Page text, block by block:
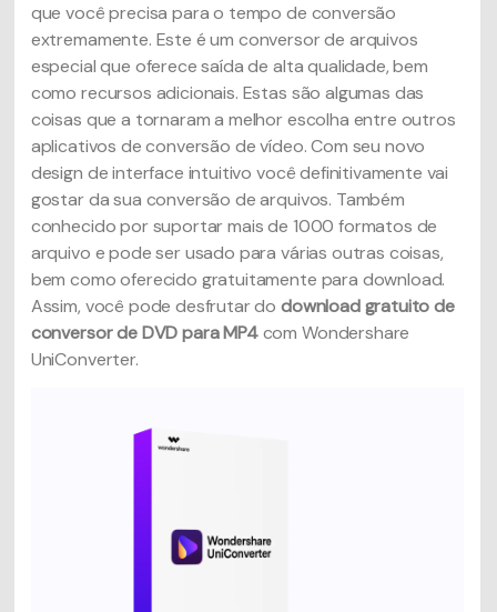
que você precisa para o tempo de conversão
extremamente. Este é um conversor de arquivos
especial que oferece saída de alta qualidade, bem
como recursos adicionais. Estas são algumas das
coisas que a tornaram a melhor escolha entre outros
aplicativos de conversão de vídeo. Com seu novo
design de interface intuitivo você definitivamente vai
gostar da sua conversão de arquivos. Também
conhecido por suportar mais de 1000 formatos de
arquivo e pode ser usado para várias outras coisas,
bem como oferecido gratuitamente para download.
Assim, você pode desfrutar do download gratuito de
conversor de DVD para MP4com Wondershare
UniConverter.